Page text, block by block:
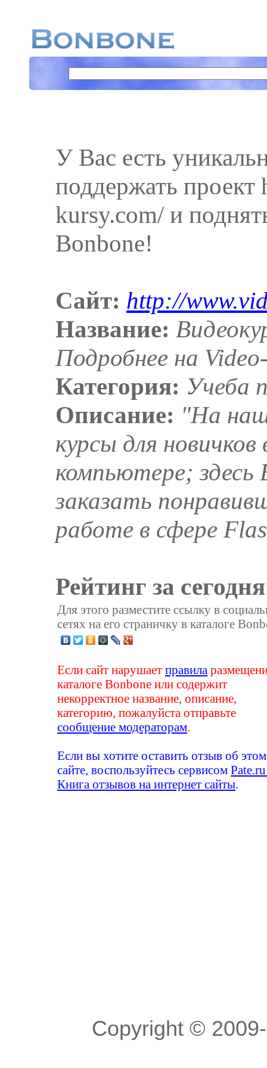
У Вас есть
поддержать
kursy.com/ и
Bonbone!
Сайт: http://
Название:
Подробнее на
Категория: Учеба
Описание: "На
курсы для
компьютере;
заказать
работе в сфере
Рейтинг за
Для этого разместите ссылку в
сетях на его страничку в каталоге
Если сайт нарушаетправила
каталоге Bonbone или содержит
некорректное название, описание,
категорию, пожалуйста отправьте
сообщение модераторам
Если вы хотите оставить отзыв об этом
сайте, воспользуйтесь сервисом
Книга отзывов на интернет сайты
Copyright ©